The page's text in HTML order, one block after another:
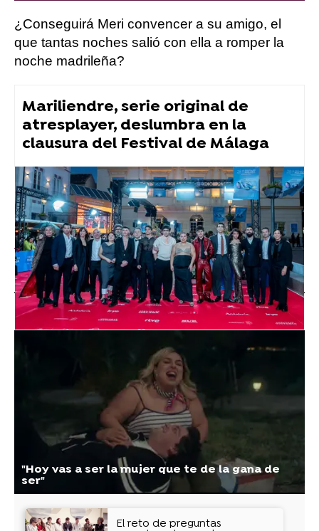
¿Conseguirá Meri convencer a su amigo, el
que tantas noches salió con ella a romper la
noche madrileña?
Mariliendre, serie original de
atresplayer, deslumbra en la
clausura del Festival de Málaga
atresplayer
Atresplayer Premium » Mariliendre » Noticias
Vídeos
"Hoy vas a ser la mujer que te de la gana de
ser"
El reto de preguntas